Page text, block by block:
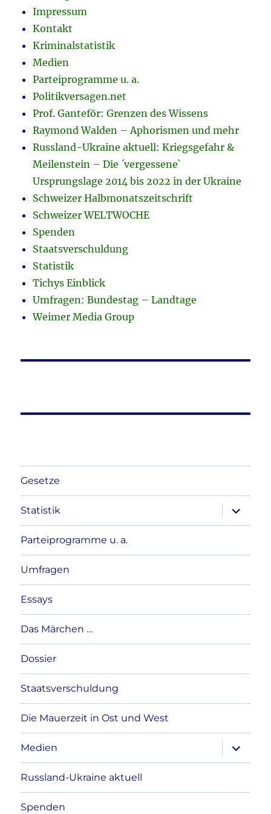
Impressum
Kontakt
Kriminalstatistik
Medien
Parteiprogramme u. a.
Politikversagen.net
Prof. Ganteför: Grenzen des Wissens
Raymond Walden – Aphorismen und mehr
Russland-Ukraine aktuell: Kriegsgefahr &
Meilenstein – Die ´vergessene`
Ursprungslage 2014 bis 2022 in der Ukraine
Schweizer Halbmonatszeitschrift
Schweizer WELTWOCHE
Spenden
Staatsverschuldung
Statistik
Tichys Einblick
Umfragen: Bundestag – Landtage
Weimer Media Group
Gesetze
Statistik
anzeigen
Parteiprogramme u. a.
Umfragen
Essays
Das Märchen …
Dossier
Staatsverschuldung
Die Mauerzeit in Ost und West
Medien
anzeigen
Russland-Ukraine aktuell
Spenden